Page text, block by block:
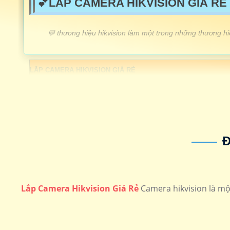
💕LẮP CAMERA HIKVISION GIÁ RẺ
️💬 thương hiệu hikvision làm một trong những thương
LẮP CAMERA HIKVISION GIÁ RẺ
🔔 Camera Hikvision Có Màu Ban đêm
Lắp Camera Hikvision Giá Rẻ Camera hikvision là